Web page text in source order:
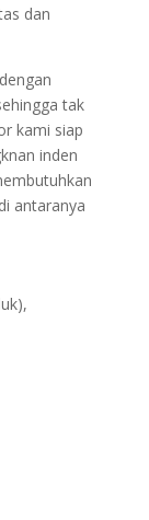
dan
tak
kami siap
inden
antaranya